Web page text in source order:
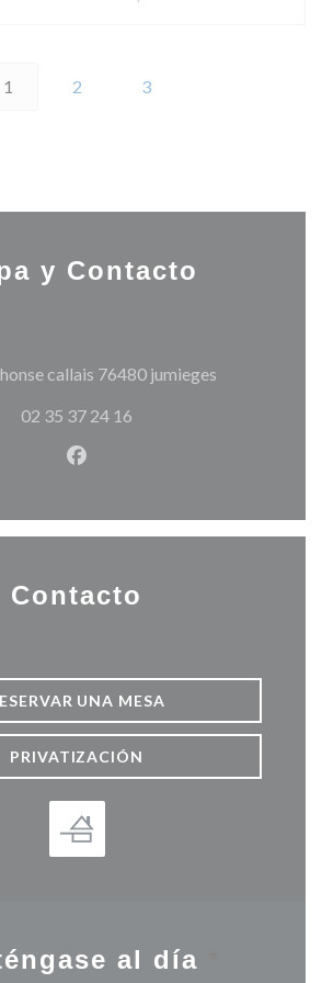
1 2 3
y Contacto
callais 76480 jumieges
02 35 37 24 16
Facebook ((abre en una
Contacto
UNA MESA
PRIVATIZACIÓN
al día